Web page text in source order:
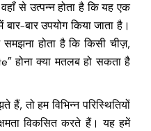
से उत्पन्न होता है कि यह एक
बार उपयोग किया जाता है।
होता है कि किसी चीज़,
होना क्या मतलब हो सकता है
तो हम विभिन्न परिस्थितियों
विकसित करते हैं। यह हमें